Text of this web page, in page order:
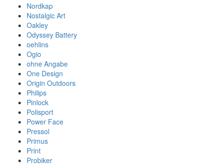
Nordkap
Nostalgic Art
Oakley
Odyssey Battery
oehlins
Ogio
ohne Angabe
One Design
Origin Outdoors
Philips
Pinlock
Polisport
Power Face
Pressol
Primus
Print
Probiker